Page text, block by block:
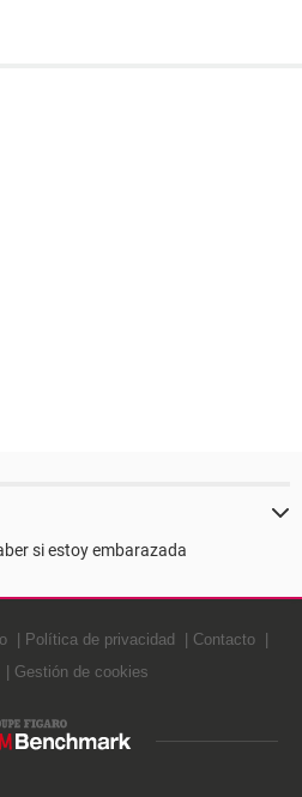
si estoy embarazada
Política de privacidad
Contacto
Gestión de cookies